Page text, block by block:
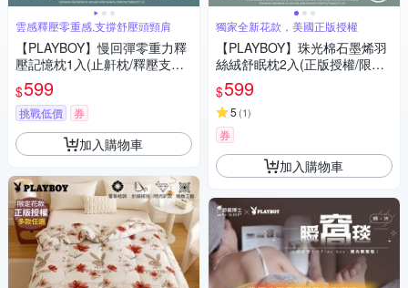
雲感釋壓零重感,支撐舒壓頭頸肩
【PLAYBOY】慢回彈零重力釋
壓記憶枕1入(止鼾枕/釋壓支撐/
透氣好眠/太空記憶棉)
$599
挑戰低價 券
加入購物車
獨家全新花款，美國正版授權
【PLAYBOY】珠光棉石墨烯羽
絲絨舒眠枕2入(正版授權/限定
花款/可直接用/可水洗/時尚單
品)
$599
5 (1)
券
加入購物車